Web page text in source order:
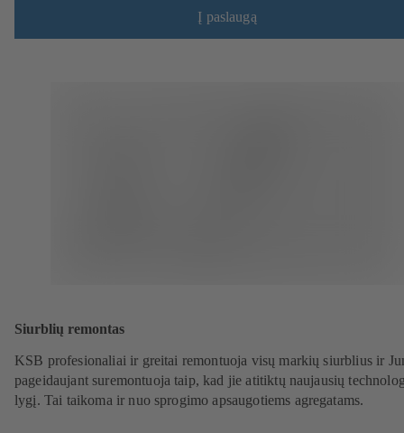
Į paslaugą
Siurblių remontas
KSB profesionaliai ir greitai remontuoja visų markių siurblius ir
pageidaujant suremontuoja taip, kad jie atitiktų naujausių
lygį. Tai taikoma ir nuo sprogimo apsaugotiems agregatams.